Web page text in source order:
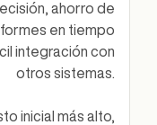
ahorro de
en tiempo
integración con
otros sistemas.
inicial más alto,